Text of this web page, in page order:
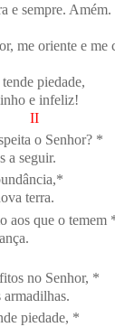
e sempre. Amém.
me oriente e me
piedade,
e infeliz!
II
o Senhor? *
a seguir.
terra.
aos que o temem
no Senhor, *
armadilhas.
piedade, *